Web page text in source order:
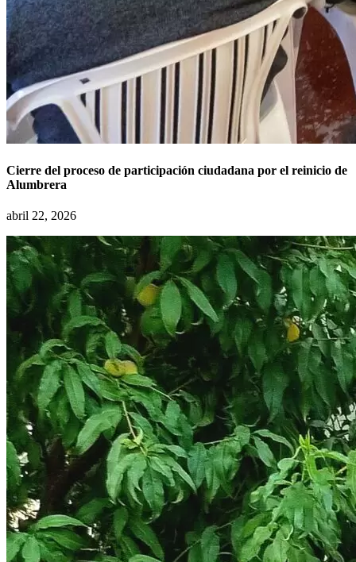
Cierre del proceso de participación ciudadana por el reinicio de
Alumbrera
abril 22, 2026